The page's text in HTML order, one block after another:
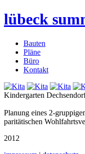
lübeck
Bauten
Pläne
Büro
Kontakt
Kindergarten
Planung eines 2-
paritätischen
2012